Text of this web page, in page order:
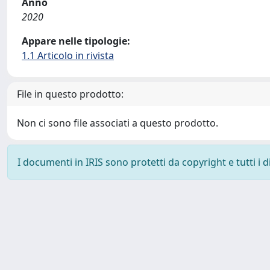
2020
Appare nelle tipologie:
1.1 Articolo in rivista
File in questo prodotto:
Non ci sono file associati a questo prodotto.
I documenti in IRIS sono protetti da copyright e tutti i